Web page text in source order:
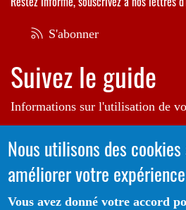
S'abonner
Suivez le guide
Informations sur l'utilisation de
Voir le guide
Autrice de l'illustration en
Nous utilisons des
améliorer votre
Vous avez donné votre accord